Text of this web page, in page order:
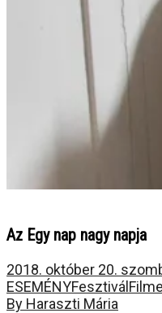
Az Egy nap nagy napja
2018. október 20.
ESEMÉNYFesztivál
By Haraszti Mária